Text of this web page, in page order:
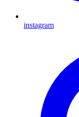
instagram